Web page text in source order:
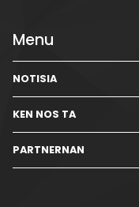
Menu
NOTISIA
KEN NOS TA
PARTNERNAN